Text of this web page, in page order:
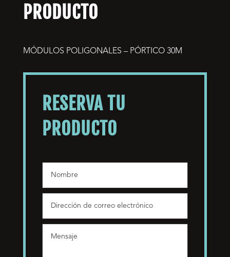
PRODUCTO
MÓDULOS POLIGONALES – PÓRTICO 30M
RESERVA TU
PRODUCTO